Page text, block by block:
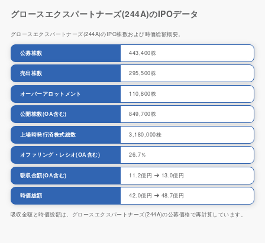
グロースエクスパートナーズ(244A)のIPOデータ
グロースエクスパートナーズ(244A)のIPO株数および時価総額概要。
公募株数 443,400株
売出株数 295,500株
オーバーアロットメント 110,800株
公開株数(OA含む) 849,700株
上場時発行済株式総数 3,180,000株
オファリング・レシオ(OA含む) 26.7％
吸収金額(OA含む) 11.2億円 13.0億円
時価総額 42.0億円 48.7億円
吸収金額と時価総額は、グロースエクスパートナーズ(244A)の公募価格で再計算しています。